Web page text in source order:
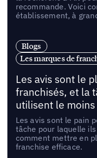
recommande. Voici
établissement, à
Blogs
Les marques de
Les avis sont le
franchisés, et la
utilisent le moins
Les avis sont le pain
tâche pour laquelle
comment mettre en
franchise efficace.